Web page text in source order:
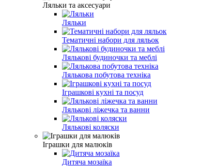
Ляльки та аксесуари
Ляльки
Тематичні набори для ляльок
Лялькові будиночки та меблі
Лялькова побутова техніка
Іграшкові кухні та посуд
Лялькові ліжечка та ванни
Лялькові коляски
Іграшки для малюків
Дитяча мозаїка